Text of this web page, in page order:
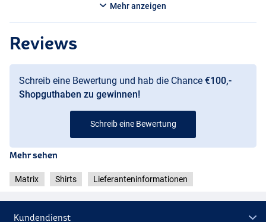
Mehr anzeigen
Reviews
Schreib eine Bewertung und hab die Chance €100,-
Shopguthaben zu gewinnen!
Schreib eine Bewertung
Mehr sehen
Matrix Shirts Lieferanteninformationen
Kundendienst